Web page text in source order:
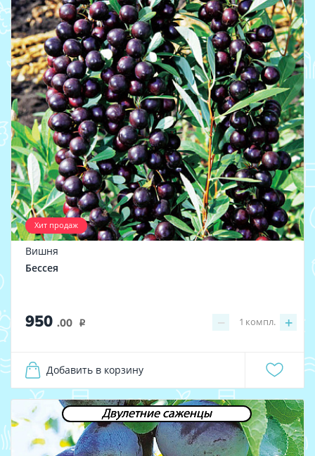
Хит продаж
Вишня
Бессея
950 .00 i − +
1 компл.
Добавить в корзину
Двулетние саженцы